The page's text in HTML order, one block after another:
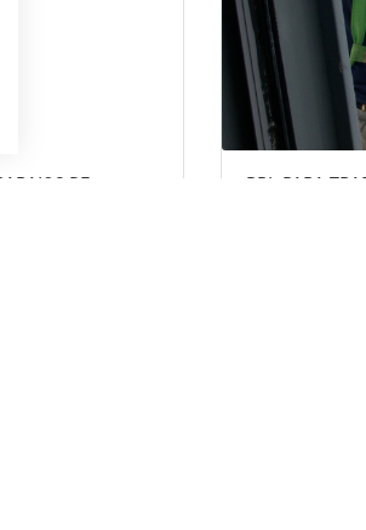
DE
PRL PARA